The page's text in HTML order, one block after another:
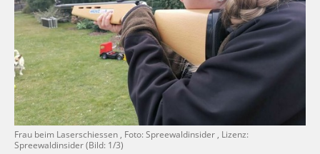
Ludwig Leichhardt
Kahnfahrten
Fahrgastschiff
Wirtschaftsförderung
Regionalentwicklung
SPOT
Bürgerbus
Naturwelt Lieberoser Heide
Q-Gemeinde Schwielochsee
Staatlich anerkannter Erholungsort Goyatz
Service
Über uns
Team
Aktuelles
Infomaterial
Frau beim Laserschiessen , Foto: Spreewaldinsider , Lizenz:
Spreewaldinsider (Bild: 1/3)